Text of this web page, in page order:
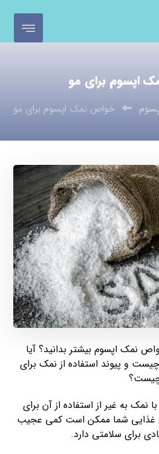
اپسوم برای مو
خواص نمک اپسوم برای مو
نمک اپسوم بیشتر بدانید؟ آیا
و پیوند استفاده از نمک برای
چیست؟
نمک به غیر از استفاده از آن برای
غذایی شما ممکن است کمی عجیب
برای سلامتی دارد.